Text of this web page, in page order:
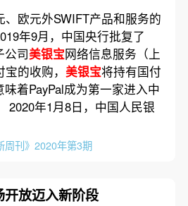
欧元外SWIFT产品和服务的
年9月，中国央行批复了
公司美银宝网络信息服务（上
的收购， 美银宝将持有国付
着PayPal成为第一家进入中
2020年1月8日，中国人民银
周刊》2020年第3期
放迈入新阶段